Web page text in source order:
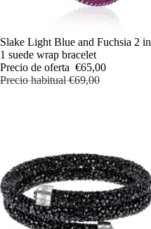
OFERTA
Slake Light Blue and Fuchsia 2 in
1 suede wrap bracelet
Precio de oferta €65,00
Precio habitual€69,00